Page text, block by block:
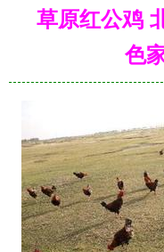
草原红公鸡
色